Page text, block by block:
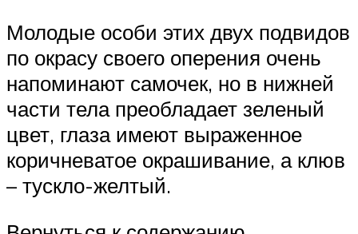
Молодые особи этих двух подвидов
по окрасу своего оперения очень
напоминают самочек, но в нижней
части тела преобладает зеленый
цвет, глаза имеют выраженное
коричневатое окрашивание, а клюв
– тускло-желтый.